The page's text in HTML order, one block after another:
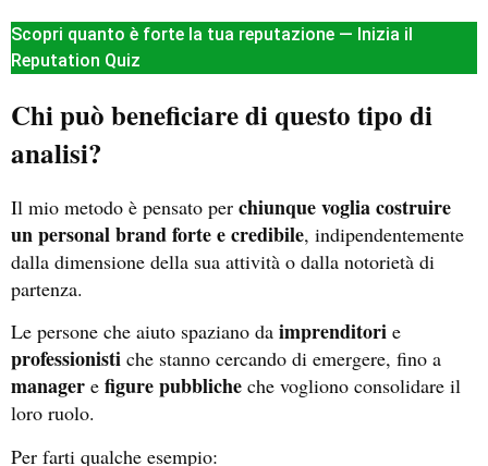
Scopri quanto è forte la tua reputazione — Inizia il
Reputation Quiz
Chi può beneficiare di questo tipo di
analisi?
Il mio metodo è pensato per chiunque voglia costruire
un personal brand forte e credibile, indipendentemente
dalla dimensione della sua attività o dalla notorietà di
partenza.
Le persone che aiuto spaziano da imprenditori e
professionisti che stanno cercando di emergere, fino a
manager e figure pubbliche che vogliono consolidare il
loro ruolo.
Per farti qualche esempio: